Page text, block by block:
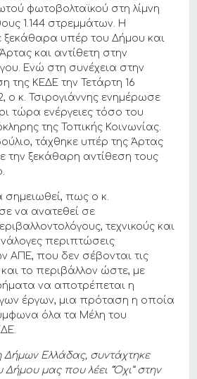
φωτοβολταϊκού στη λίμνη
1.144 στρεμμάτων. Η
ξεκάθαρα υπέρ του Δήμου και
και αντίθετη στην
Ενώ στη συνέχεια στην
της ΚΕΔΕ την Τετάρτη 16
ο κ. Τσιρογιάννης ενημέρωσε
τώρα ενέργειες τόσο του
της Τοπικής Κοινωνίας.
τάχθηκε υπέρ της Άρτας
την ξεκάθαρη αντίθεση τους
σημειωθεί, πως ο κ.
να ανατεθεί σε
τεχνικούς και
περιπτώσεις
ΑΠΕ, που δεν σέβονται τις
και το περιβάλλον ώστε, με
να αποτρέπεται η
έργων, μια πρόταση η οποία
όλα τα Μέλη του
Δήμων Ελλάδας, συντάχτηκε
Δήμου μας πουλέει “Όχι” στην